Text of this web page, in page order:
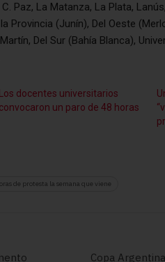
Paz, La Matanza, La Plata,
Provincia (Junín), Del Oeste
Del Sur (Bahía Blanca),
Los docentes universitarios
convocaron un paro de 48 horas
de protesta la semana que viene
Copa